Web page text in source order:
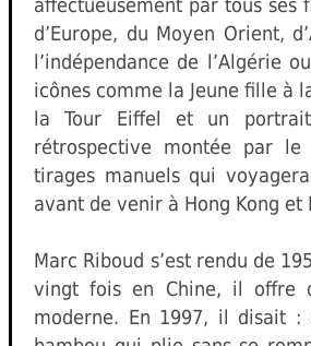
affectueusement par tous ses
d’Europe, du Moyen Orient,
l’indépendance de l’Algérie
icônes comme la Jeune fille à
la Tour Eiffel et un
rétrospective montée par le
tirages manuels qui
avant de venir à Hong Kong et
Marc Riboud s’est rendu de
vingt fois en Chine, il offre
moderne. En 1997, il disait :